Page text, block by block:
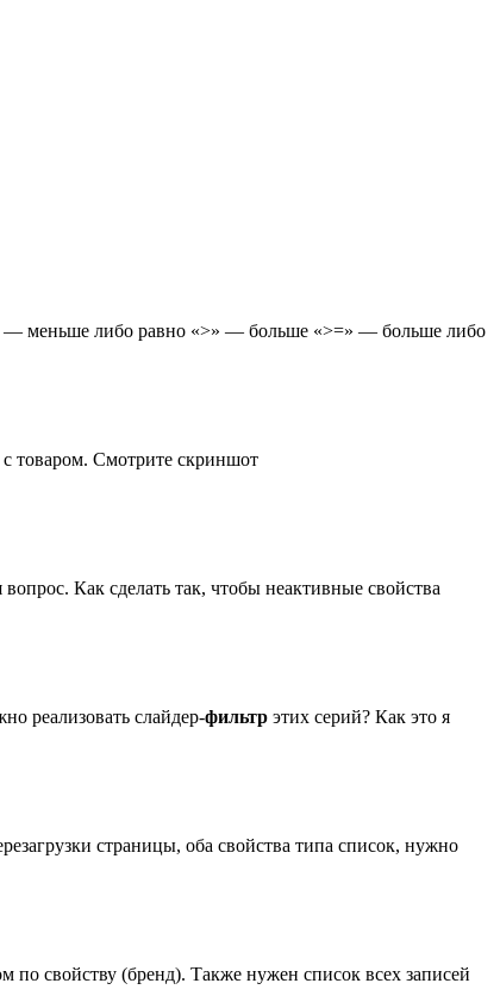
меньше либо равно «>» — больше «>=» — больше либо
товаром. Смотрите скриншот
Как сделать так, чтобы неактивные свойства
реализовать слайдер-фильтр этих серий? Как это я
страницы, оба свойства типа список, нужно
по свойству (бренд). Также нужен список всех записей